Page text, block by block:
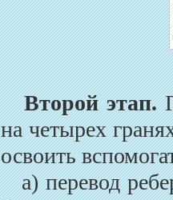
Второй этап.
на четырех
освоить
а) перевод